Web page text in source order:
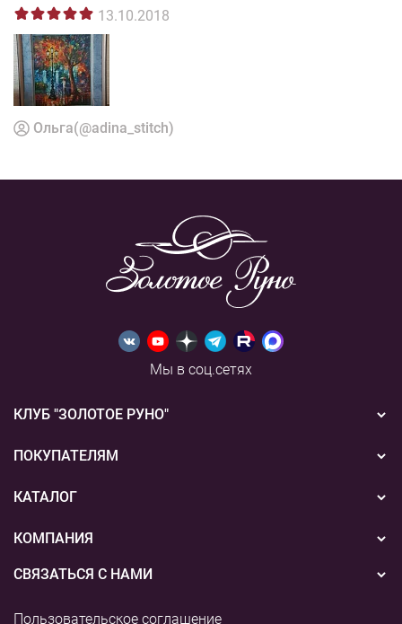
13.10.2018
Ольга(@adina_stitch)
Мы в соц.сетях
КЛУБ "ЗОЛОТОЕ РУНО"
Новости
Акции
ПОКУПАТЕЛЯМ
Бонусная система
Подарочные сертификаты
Способы оплаты
КАТАЛОГ
Вышивка
Пряжа
КОМПАНИЯ
О нас
Наши магазины
СВЯЗАТЬСЯ С НАМИ
Пользовательское соглашение